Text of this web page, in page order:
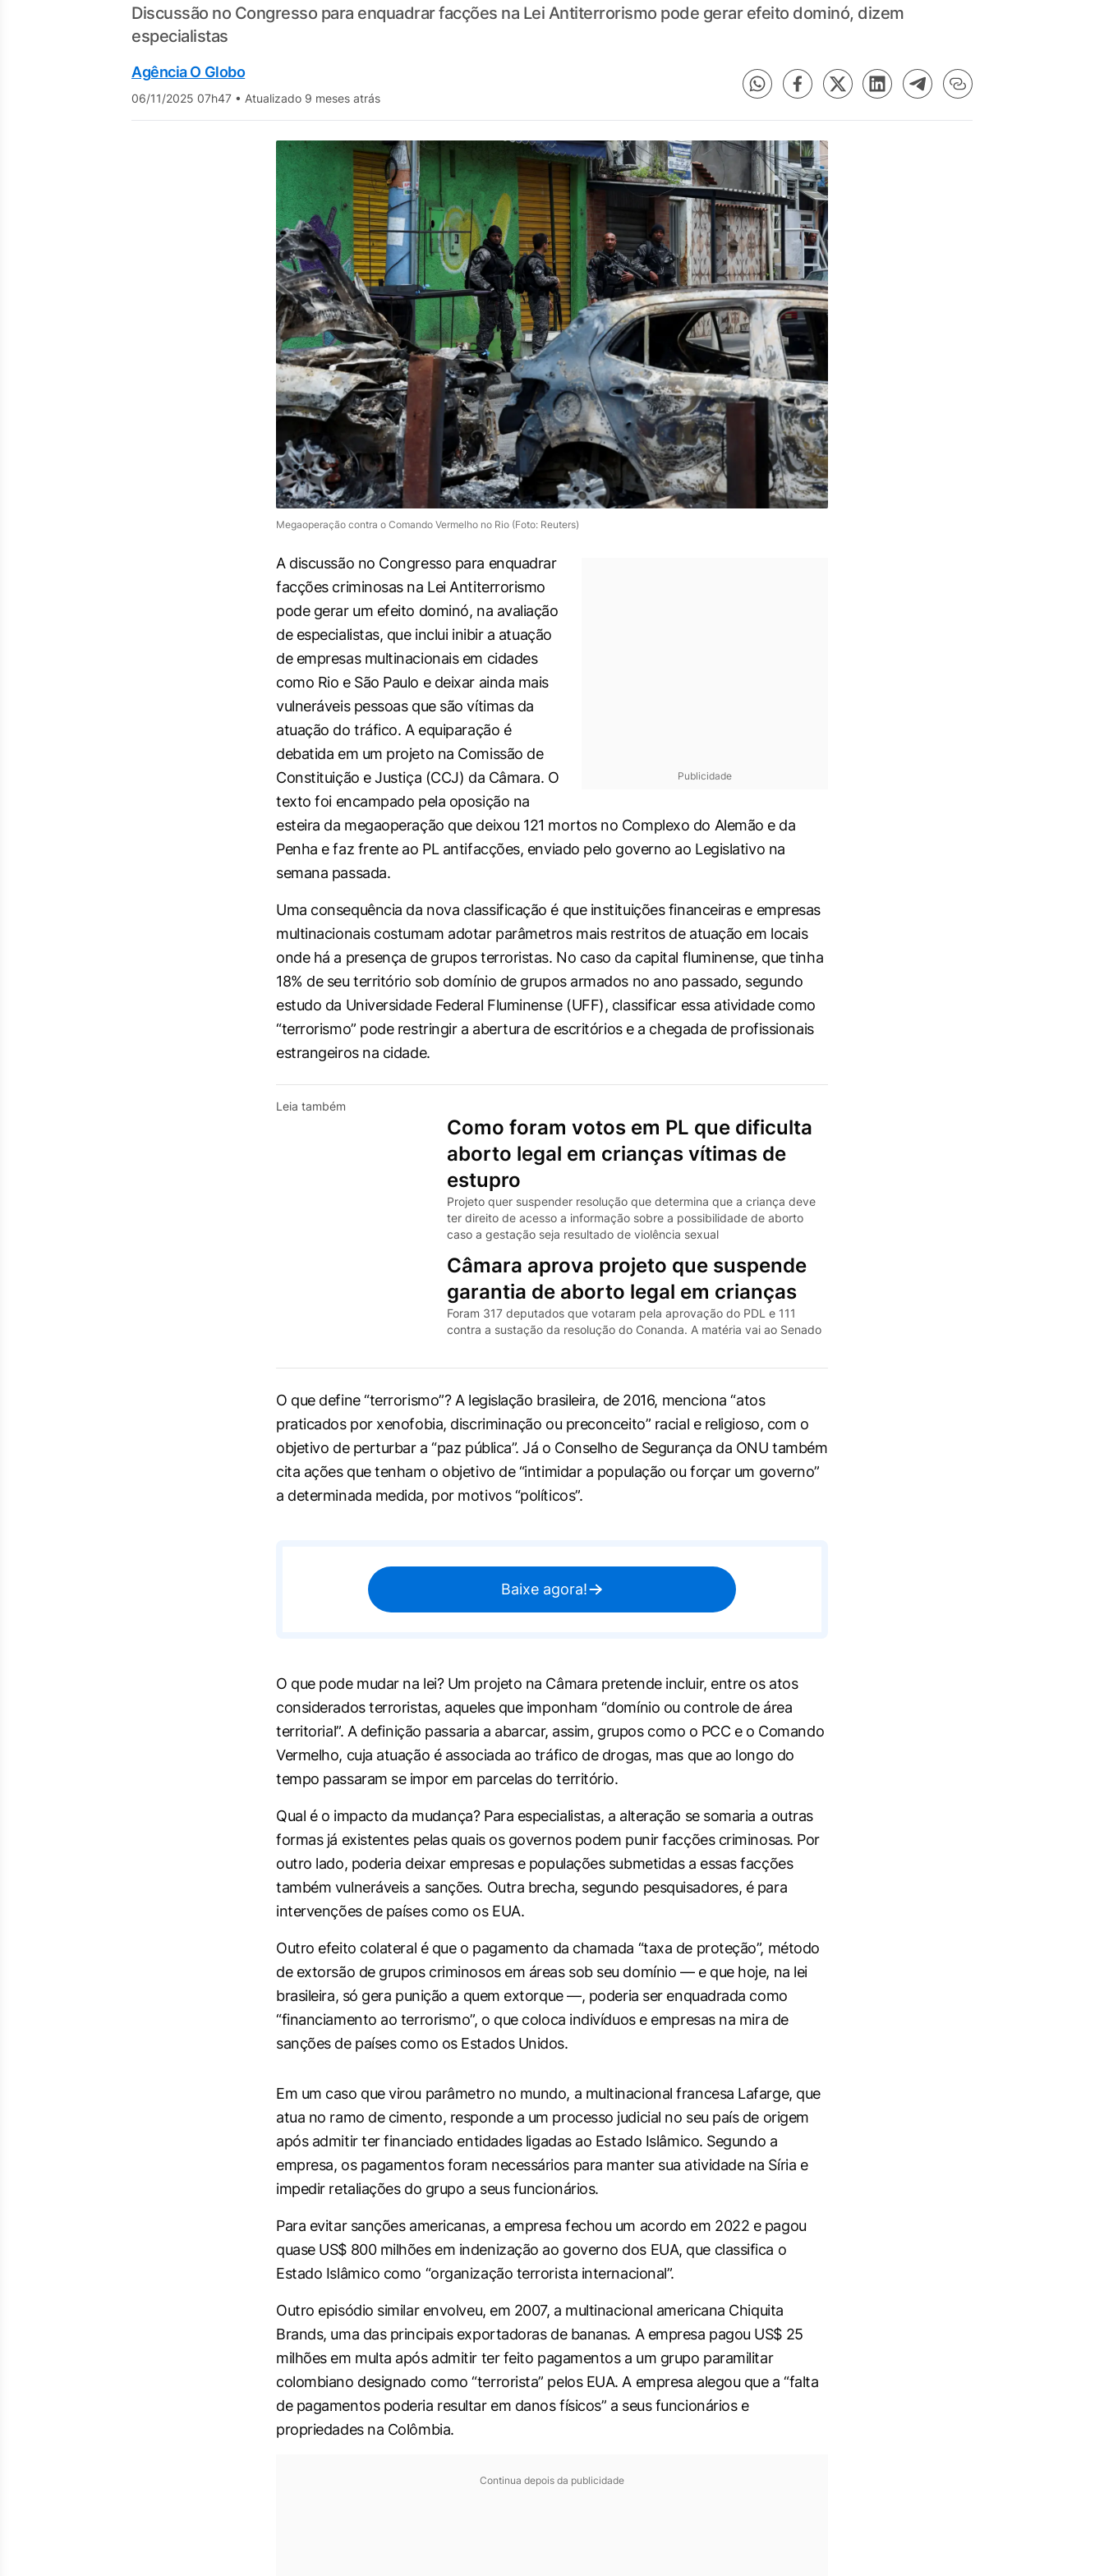
Discussão no Congresso para enquadrar facções na Lei Antiterrorismo pode gerar efeito dominó, dizem
especialistas
Agência O Globo
06/11/2025 07h47 • Atualizado 9 meses atrás
Megaoperação contra o Comando Vermelho no Rio (Foto: Reuters)
Publicidade
A discussão no Congresso para enquadrar
facções criminosas na Lei Antiterrorismo
pode gerar um efeito dominó, na avaliação
de especialistas, que inclui inibir a atuação
de empresas multinacionais em cidades
como Rio e São Paulo e deixar ainda mais
vulneráveis pessoas que são vítimas da
atuação do tráfico. A equiparação é
debatida em um projeto na Comissão de
Constituição e Justiça (CCJ) da Câmara. O
texto foi encampado pela oposição na
esteira da megaoperação que deixou 121 mortos no Complexo do Alemão e da
Penha e faz frente ao PL antifacções, enviado pelo governo ao Legislativo na
semana passada.
Uma consequência da nova classificação é que instituições financeiras e empresas
multinacionais costumam adotar parâmetros mais restritos de atuação em locais
onde há a presença de grupos terroristas. No caso da capital fluminense, que tinha
18% de seu território sob domínio de grupos armados no ano passado, segundo
estudo da Universidade Federal Fluminense (UFF), classificar essa atividade como
“terrorismo” pode restringir a abertura de escritórios e a chegada de profissionais
estrangeiros na cidade.
Leia também
Como foram votos em PL que dificulta
aborto legal em crianças vítimas de
estupro
Projeto quer suspender resolução que determina que a criança deve
ter direito de acesso a informação sobre a possibilidade de aborto
caso a gestação seja resultado de violência sexual
Câmara aprova projeto que suspende
garantia de aborto legal em crianças
Foram 317 deputados que votaram pela aprovação do PDL e 111
contra a sustação da resolução do Conanda. A matéria vai ao Senado
O que define “terrorismo”? A legislação brasileira, de 2016, menciona “atos
praticados por xenofobia, discriminação ou preconceito” racial e religioso, com o
objetivo de perturbar a “paz pública”. Já o Conselho de Segurança da ONU também
cita ações que tenham o objetivo de “intimidar a população ou forçar um governo”
a determinada medida, por motivos “políticos”.
Baixe agora!
O que pode mudar na lei? Um projeto na Câmara pretende incluir, entre os atos
considerados terroristas, aqueles que imponham “domínio ou controle de área
territorial”. A definição passaria a abarcar, assim, grupos como o PCC e o Comando
Vermelho, cuja atuação é associada ao tráfico de drogas, mas que ao longo do
tempo passaram se impor em parcelas do território.
Qual é o impacto da mudança? Para especialistas, a alteração se somaria a outras
formas já existentes pelas quais os governos podem punir facções criminosas. Por
outro lado, poderia deixar empresas e populações submetidas a essas facções
também vulneráveis a sanções. Outra brecha, segundo pesquisadores, é para
intervenções de países como os EUA.
Outro efeito colateral é que o pagamento da chamada “taxa de proteção”, método
de extorsão de grupos criminosos em áreas sob seu domínio — e que hoje, na lei
brasileira, só gera punição a quem extorque —, poderia ser enquadrada como
“financiamento ao terrorismo”, o que coloca indivíduos e empresas na mira de
sanções de países como os Estados Unidos.
Em um caso que virou parâmetro no mundo, a multinacional francesa Lafarge, que
atua no ramo de cimento, responde a um processo judicial no seu país de origem
após admitir ter financiado entidades ligadas ao Estado Islâmico. Segundo a
empresa, os pagamentos foram necessários para manter sua atividade na Síria e
impedir retaliações do grupo a seus funcionários.
Para evitar sanções americanas, a empresa fechou um acordo em 2022 e pagou
quase US$ 800 milhões em indenização ao governo dos EUA, que classifica o
Estado Islâmico como “organização terrorista internacional”.
Outro episódio similar envolveu, em 2007, a multinacional americana Chiquita
Brands, uma das principais exportadoras de bananas. A empresa pagou US$ 25
milhões em multa após admitir ter feito pagamentos a um grupo paramilitar
colombiano designado como “terrorista” pelos EUA. A empresa alegou que a “falta
de pagamentos poderia resultar em danos físicos” a seus funcionários e
propriedades na Colômbia.
Continua depois da publicidade